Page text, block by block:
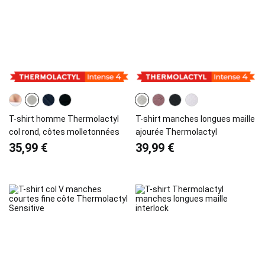
T-shirt homme Thermolactyl
col rond, côtes molletonnées
35,99 €
T-shirt manches longues maille
ajourée Thermolactyl
39,99 €